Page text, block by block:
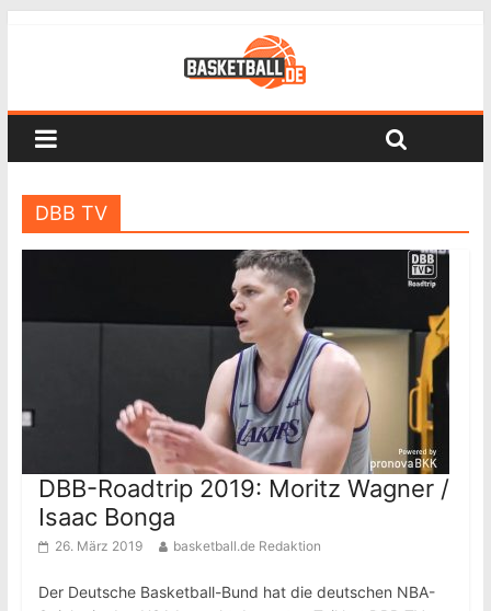
DBB TV
DBB-Roadtrip 2019: Moritz Wagner /
Isaac Bonga
26. März 2019 basketball.de Redaktion
Der Deutsche Basketball-Bund hat die deutschen NBA-